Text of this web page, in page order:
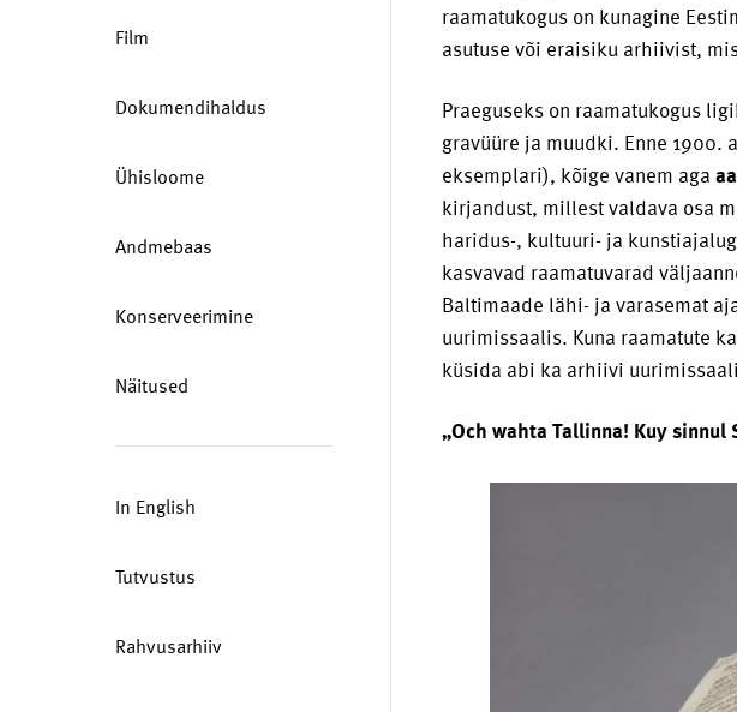
Film
Dokumendihaldus
Ühisloome
Andmebaas
Konserveerimine
Näitused
In English
Tutvustus
Rahvusarhiiv
raamatukogus on kunagine
asutuse või eraisiku arhiivist,
Praeguseks on raamatukogus
gravüüre ja muudki. Enne
eksemplari), kõige vanem aga
kirjandust, millest valdava osa
haridus-, kultuuri- ja
kasvavad raamatuvarad
Baltimaade lähi- ja varasemat
uurimissaalis. Kuna raamatute
küsida abi ka arhiivi
„Och wahta Tallinna! Kuy sinnul